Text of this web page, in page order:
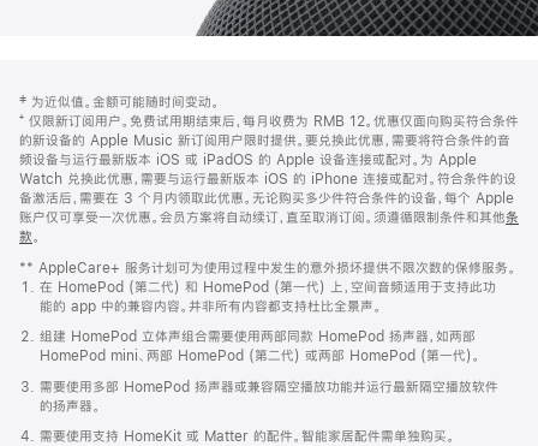
页
页
脚
注
‡ 为近似值。金额可能随时间变动。
⁺ 仅限新订阅用户。免费试用期结束后，每月收费为 RMB 12。优惠仅面向购买符合条件
的新设备的 Apple Music 新订阅用户限时提供。要兑换此优惠，需要将符合条件的音
频设备与运行最新版本 iOS 或 iPadOS 的 Apple 设备连接或配对。为 Apple
Watch 兑换此优惠，需要与运行最新版本 iOS 的 iPhone 连接或配对。符合条件的设
备激活后，需要在 3 个月内领取此优惠。无论购买多少件符合条件的设备，每个 Apple
账户仅可享受一次优惠。会员方案将自动续订，直至取消订阅。须遵循限制条件和其他条
款。
窗
口
中
打
开)
** AppleCare+ 服务计划可为使用过程中发生的意外损坏提供不限次数的保修服务。
在 HomePod (第二代) 和 HomePod (第一代) 上，空间音频适用于支持此功
能的 app 中的兼容内容。并非所有内容都支持杜比全景声。
组建 HomePod 立体声组合需要使用两部同款 HomePod 扬声器，如两部
HomePod mini、两部 HomePod (第二代) 或两部 HomePod (第一代)。
需要使用多部 HomePod 扬声器或兼容隔空播放功能并运行最新隔空播放软件
的扬声器。
需要使用支持 HomeKit 或 Matter 的配件。智能家居配件需单独购买。